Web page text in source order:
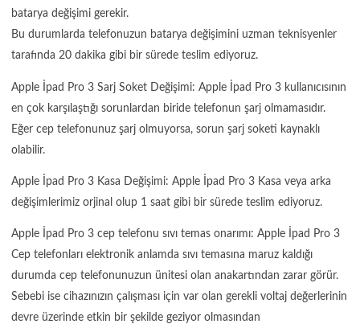
batarya değişimi gerekir.
Bu durumlarda telefonuzun batarya değişimini uzman teknisyenler
tarafında 20 dakika gibi bir sürede teslim ediyoruz.
Apple İpad Pro 3 Sarj Soket Değişimi: Apple İpad Pro 3 kullanıcısının
en çok karşılaştığı sorunlardan biride telefonun şarj olmamasıdır.
Eğer cep telefonunuz şarj olmuyorsa, sorun şarj soketi kaynaklı
olabilir.
Apple İpad Pro 3 Kasa Değişimi: Apple İpad Pro 3 Kasa veya arka
değişimlerimiz orjinal olup 1 saat gibi bir sürede teslim ediyoruz.
Apple İpad Pro 3 cep telefonu sıvı temas onarımı: Apple İpad Pro 3
Cep telefonları elektronik anlamda sıvı temasına maruz kaldığı
durumda cep telefonunuzun ünitesi olan anakartından zarar görür.
Sebebi ise cihazınızın çalışması için var olan gerekli voltaj değerlerinin
devre üzerinde etkin bir şekilde geziyor olmasından